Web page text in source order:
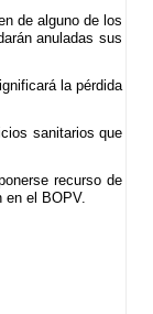
de alguno de los
anuladas sus
la pérdida
sanitarios que
recurso de
el BOPV.